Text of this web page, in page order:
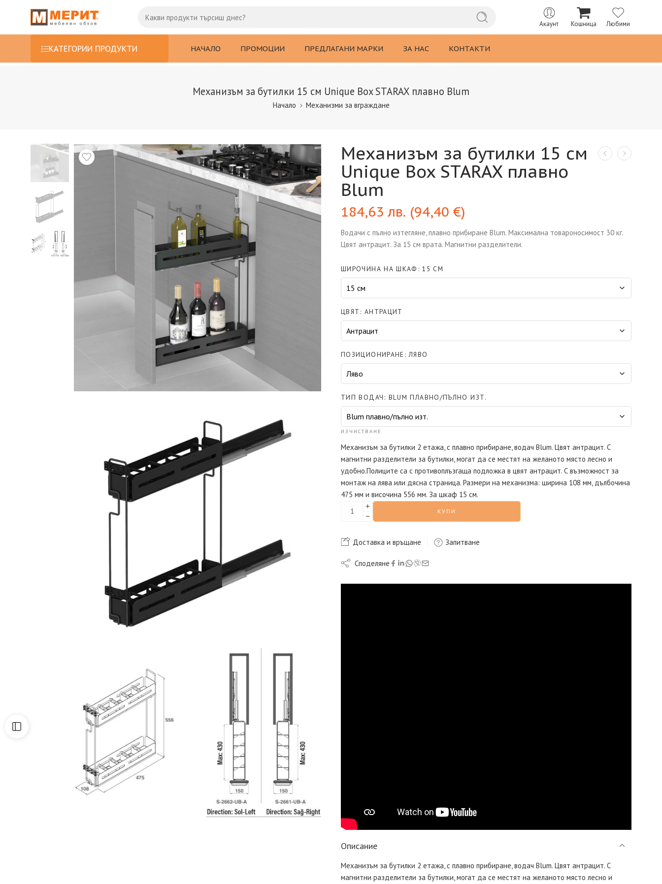
Акаунт Кошница Любими
КАТЕГОРИИ ПРОДУКТИ НАЧАЛО ПРОМОЦИИ ПРЕДЛАГАНИ МАРКИ ЗА НАС КОНТАКТИ
Механизъм за бутилки 15 см Unique Box STARAX плавно Blum
Начало Механизми за вграждане
Механизъм за бутилки 15 см
Unique Box STARAX плавно
Blum
184,63 лв. (94,40 €)
Водачи с пълно изтегляне, плавно прибиране Blum. Максимална товароносимост 30 кг.
Цвят антрацит. За 15 см врата. Магнитни разделители.
ШИРОЧИНА НА ШКАФ 15 СМ
ЦВЯТ АНТРАЦИТ
ПОЗИЦИОНИРАНЕ ЛЯВО
ТИП ВОДАЧ BLUM ПЛАВНО/ПЪЛНО ИЗТ.
ИЗЧИСТВАНЕ
Механизъм за бутилки 2 етажа, с плавно прибиране, водач Blum. Цвят антрацит. С
магнитни разделители за бутилки, могат да се местят на желаното място лесно и
удобно.Полиците са с противоплъзгаща подложка в цвят антрацит. С възможност за
монтаж на лява или дясна страница. Размери на механизма: ширина 108 мм, дълбочина
475 мм и височина 556 мм. За шкаф 15 см.
КУПИ
Доставка и връщане Запитване
Споделяне
Описание
Механизъм за бутилки 2 етажа, с плавно прибиране, водач Blum. Цвят антрацит. С
магнитни разделители за бутилки, могат да се местят на желаното място лесно и